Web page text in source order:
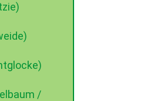
/
dehne internet